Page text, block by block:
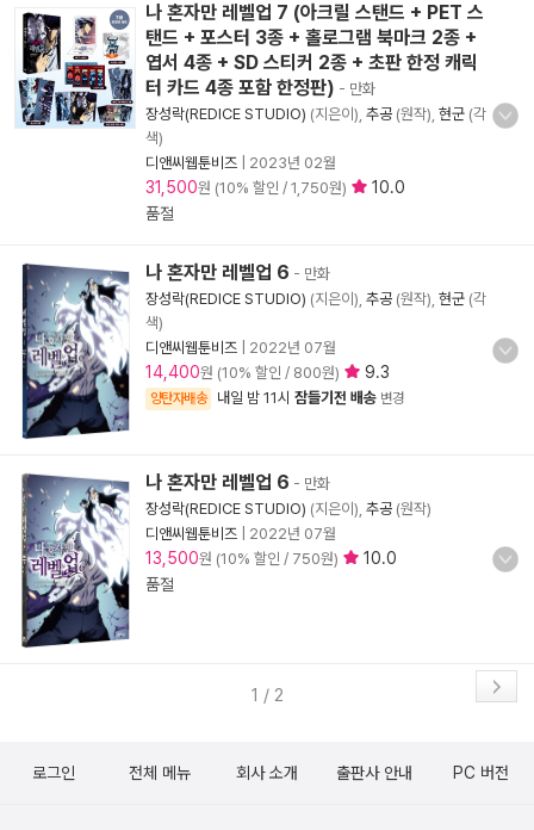
나 혼자만 레벨업 7 (아크릴 스탠드 + PET 스
탠드 + 포스터 3종 + 홀로그램 북마크 2종 +
엽서 4종 + SD 스티커 2종 + 초판 한정 캐릭
터 카드 4종 포함 한정판) - 만화
장성락(REDICE STUDIO) (지은이), 추공 (원작), 현군 (각
색)
디앤씨웹툰비즈
2023년 02월
31,500원 (10% 할인 / 1,750원)
10.0
품절
나 혼자만 레벨업 6 - 만화
장성락(REDICE STUDIO) (지은이), 추공 (원작), 현군 (각
색)
디앤씨웹툰비즈
2022년 07월
14,400원 (10% 할인 / 800원) 9.3
양탄자배송 내일 밤 11시 잠들기전 배송 변경
나 혼자만 레벨업 6 - 만화
장성락(REDICE STUDIO) (지은이), 추공 (원작)
디앤씨웹툰비즈
2022년 07월
13,500원 (10% 할인 / 750원)
10.0
품절
1 / 2
로그인 전체 메뉴 회사 소개 출판사 안내 PC 버전